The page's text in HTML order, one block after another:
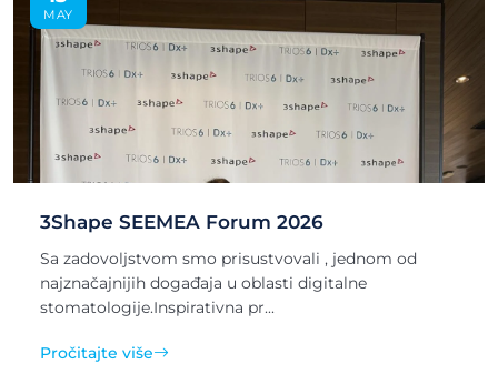
MAY
3Shape SEEMEA Forum 2026
Sa zadovoljstvom smo prisustvovali , jednom od
najznačajnijih događaja u oblasti digitalne
stomatologije.Inspirativna pr...
Pročitajte više